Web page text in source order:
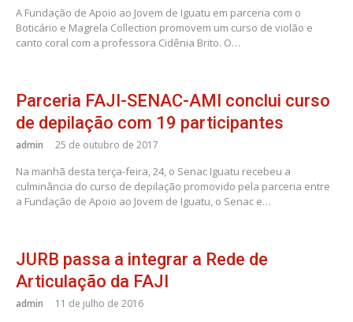
A Fundação de Apoio ao Jovem de Iguatu em parceria com o
Boticário e Magrela Collection promovem um curso de violão e
canto coral com a professora Cidênia Brito. O…
Parceria FAJI-SENAC-AMI conclui curso
de depilação com 19 participantes
admin 25 de outubro de 2017
Na manhã desta terça-feira, 24, o Senac Iguatu recebeu a
culminância do curso de depilação promovido pela parceria entre
a Fundação de Apoio ao Jovem de Iguatu, o Senac e…
JURB passa a integrar a Rede de
Articulação da FAJI
admin 11 de julho de 2016